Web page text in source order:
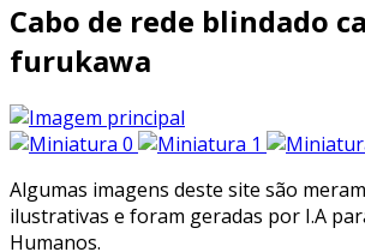
Cabo de rede blindado
furukawa
Algumas imagens deste site são
ilustrativas e foram geradas por I.A
Humanos.